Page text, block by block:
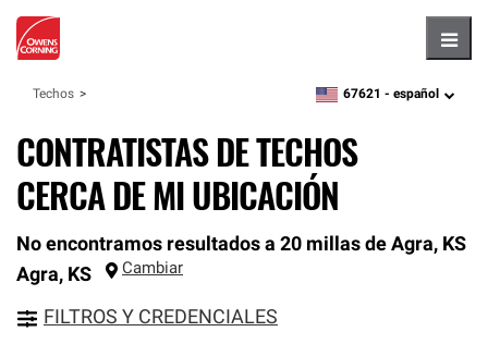
Techos zipcode, language
67621 - español
CONTRATISTAS DE TECHOS
CERCA DE MI UBICACIÓN
No encontramos resultados a 20 millas de Agra, KS
Agra, KS Cambiar
FILTROS Y CREDENCIALES